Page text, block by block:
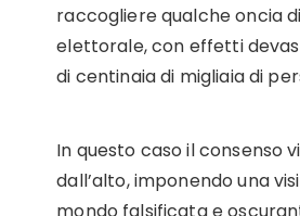
raccogliere qualche oncia
elettorale, con effetti
di centinaia di migliaia di
In questo caso il consenso
dall’alto, imponendo una